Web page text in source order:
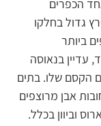
הכפרים
גדול בחלקו
ביותר
עדיין בנאוסה
הקסם שלו. בתים
אבן מרוצפים
וביוון בכלל.